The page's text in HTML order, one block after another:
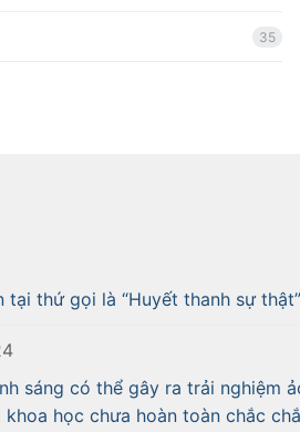
35
thứ gọi là “Huyết thanh sự
sáng có thể gây ra trải nghiệm
khoa học chưa hoàn toàn chắc